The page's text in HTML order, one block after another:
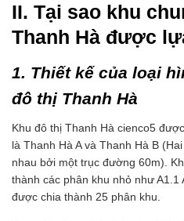
II. Tại sao khu
Thanh Hà được
1. Thiết kế của loại
đô thị Thanh Hà
Khu đô thị Thanh Hà cienco5
là Thanh Hà A và Thanh Hà B
nhau bởi một trục đường 60m).
thành các phân khu nhỏ như
được chia thành 25 phân khu.